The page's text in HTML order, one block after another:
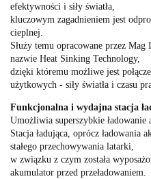
efektywności i siły światła,
kluczowym zagadnieniem jest
cieplnej.
Służy temu opracowane przez
nazwie Heat Sinking Technology,
dzięki któremu możliwe jest
użytkowych - siły światła i czasu
Funkcjonalna i wydajna stacja
Umożliwia superszybkie ładowanie
Stacja ładująca, oprócz ładowania
stałego przechowywania latarki,
w związku z czym została
akumulator przed przeładowaniem.